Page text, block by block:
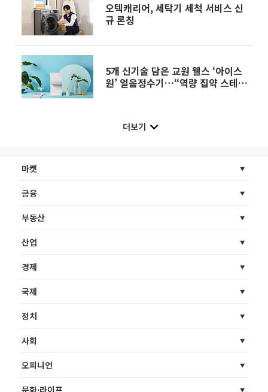
오텍캐리어, 세탁기 세척 서비스 신
규 론칭
5개 신기술 담은 교원 웰스 ‘아이스
원’ 얼음정수기…“역량 집약 스테디
더보기
마켓
금융
부동산
산업
경제
국제
정치
사회
오피니언
문화·라이프